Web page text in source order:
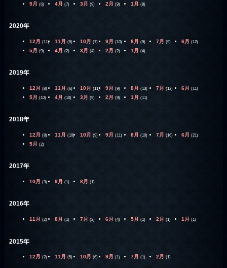
5月 (6) 4月 (7) 3月 (9) 2月 (9) 1月 (8)
2020年
12月 (11) 11月 (9) 10月 (7) 9月 (10) 8月 (9) 7月 (9) 6月 (12)
5月 (9) 4月 (2) 3月 (4) 2月 (2) 1月 (4)
2019年
12月 (8) 11月 (6) 10月 (11) 9月 (9) 8月 (13) 7月 (12) 6月 (11)
5月 (10) 4月 (10) 3月 (9) 2月 (9) 1月 (11)
2018年
12月 (8) 11月 (10) 10月 (9) 9月 (11) 8月 (10) 7月 (16) 6月 (21)
5月 (2)
2017年
10月 (3) 9月 (1) 8月 (1)
2016年
11月 (2) 8月 (1) 7月 (2) 6月 (4) 5月 (1) 2月 (1) 1月 (1)
2015年
12月 (2) 11月 (5) 10月 (6) 9月 (1) 7月 (1) 2月 (1)